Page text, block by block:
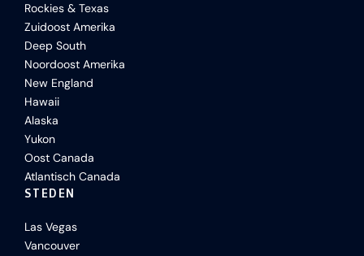
Rockies & Texas
Zuidoost Amerika
Deep South
Noordoost Amerika
New England
Hawaii
Alaska
Yukon
Oost Canada
Atlantisch Canada
STEDEN
Las Vegas
Vancouver